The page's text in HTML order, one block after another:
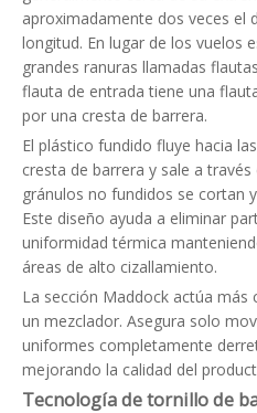
aproximadamente dos veces el
longitud. En lugar de los vuelos
grandes ranuras llamadas
flauta de entrada tiene una
por una cresta de barrera.
El plástico fundido fluye hacia
cresta de barrera y sale a
gránulos no fundidos se cortan
Este diseño ayuda a eliminar
uniformidad térmica
áreas de alto cizallamiento.
La sección Maddock actúa
un mezclador. Asegura solo
uniformes completamente
mejorando la calidad del
Tecnología de tornillo de